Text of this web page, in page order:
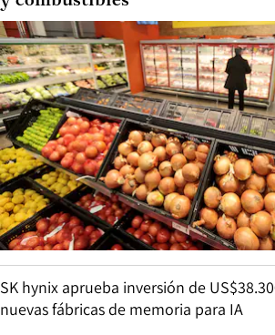
SK hynix aprueba inversión de
nuevas fábricas de memoria para IA